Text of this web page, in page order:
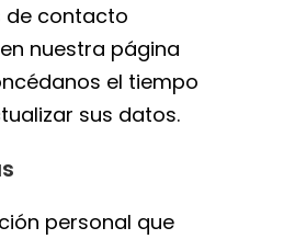
de contacto
nuestra página
el tiempo
sus datos.
personal que